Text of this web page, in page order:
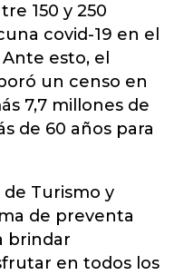
150 y 250
covid-19 en el
esto, el
un censo en
7,7 millones de
de 60 años para
Turismo y
de preventa
brindar
en todos los